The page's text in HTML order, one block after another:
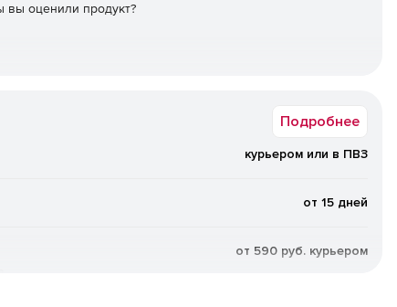
вы оценили продукт?
Подробнее
курьером или в ПВЗ
от 15 дней
от 590 руб. курьером